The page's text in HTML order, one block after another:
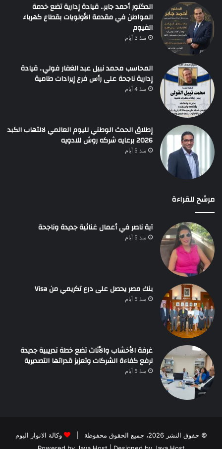
الدكتور أحمد جابر.. قيادة إدارية تضع خدمة
المواطن في مقدمة الأولويات بقطاع كهرباء
الفيوم
منذ 3 أيام
المحاسب محمد نبيل عبد الغفار فولي.. قيادة
إدارية ناجحة على رأس فرع إيرادات طامية
منذ 4 أيام
إطلاق الحدث الوطني لليوم العالمي لالتهاب الكبد
2026 برعايه شركه روش للادويه
منذ 5 أيام
مرشح للقراءة
آية ناصر في أعمال غنائية جديدة وناجحة
منذ 5 أيام
بنك مصر يحصل على درع تكريمي من Visa
منذ 5 أيام
غرفة الأخشاب والأثاث تضع خطة تدريبية جديدة
لرفع كفاءة الشركات وتعزيز قدراتها التصديرية
منذ 5 أيام
© حقوق النشر 2026، جميع الحقوق محفوظة |
وكالة الانوار اليوم